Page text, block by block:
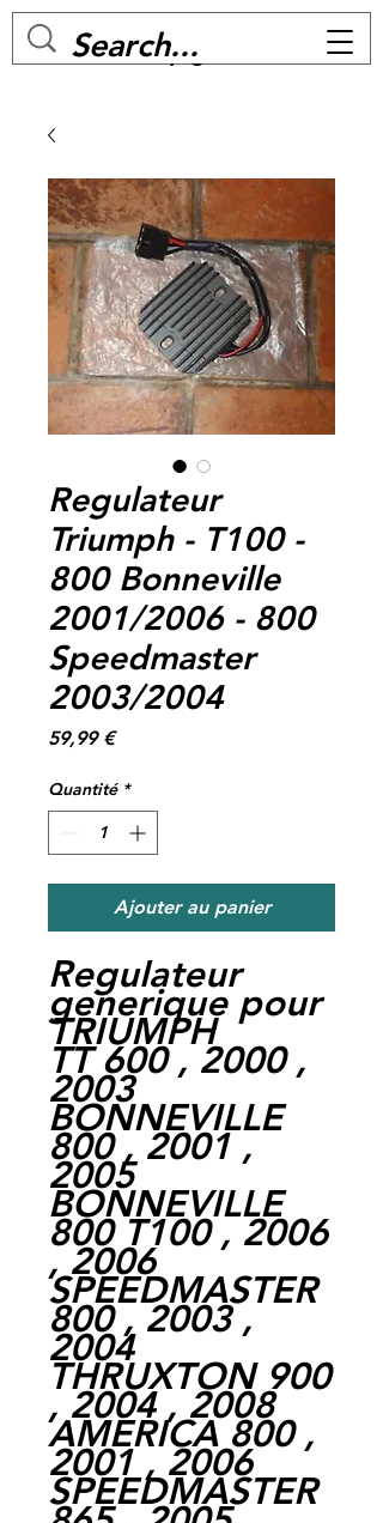
MC BIKE Perpignan
Regulateur
Triumph - T100 -
800 Bonneville
2001/2006 - 800
Speedmaster
2003/2004
59,99 €Prix
Quantité *
Ajouter au panier
Regulateur
generique pour
TRIUMPH
TT 600 , 2000 ,
2003
BONNEVILLE
800 , 2001 ,
2005
BONNEVILLE
800 T100 , 2006
, 2006
SPEEDMASTER
800 , 2003 ,
2004
THRUXTON 900
, 2004 , 2008
AMERICA 800 ,
2001 , 2006
SPEEDMASTER